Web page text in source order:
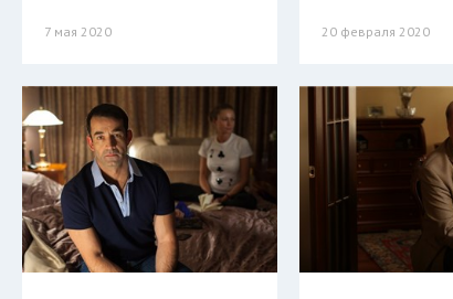
7 мая 2020 20 февраля 2020